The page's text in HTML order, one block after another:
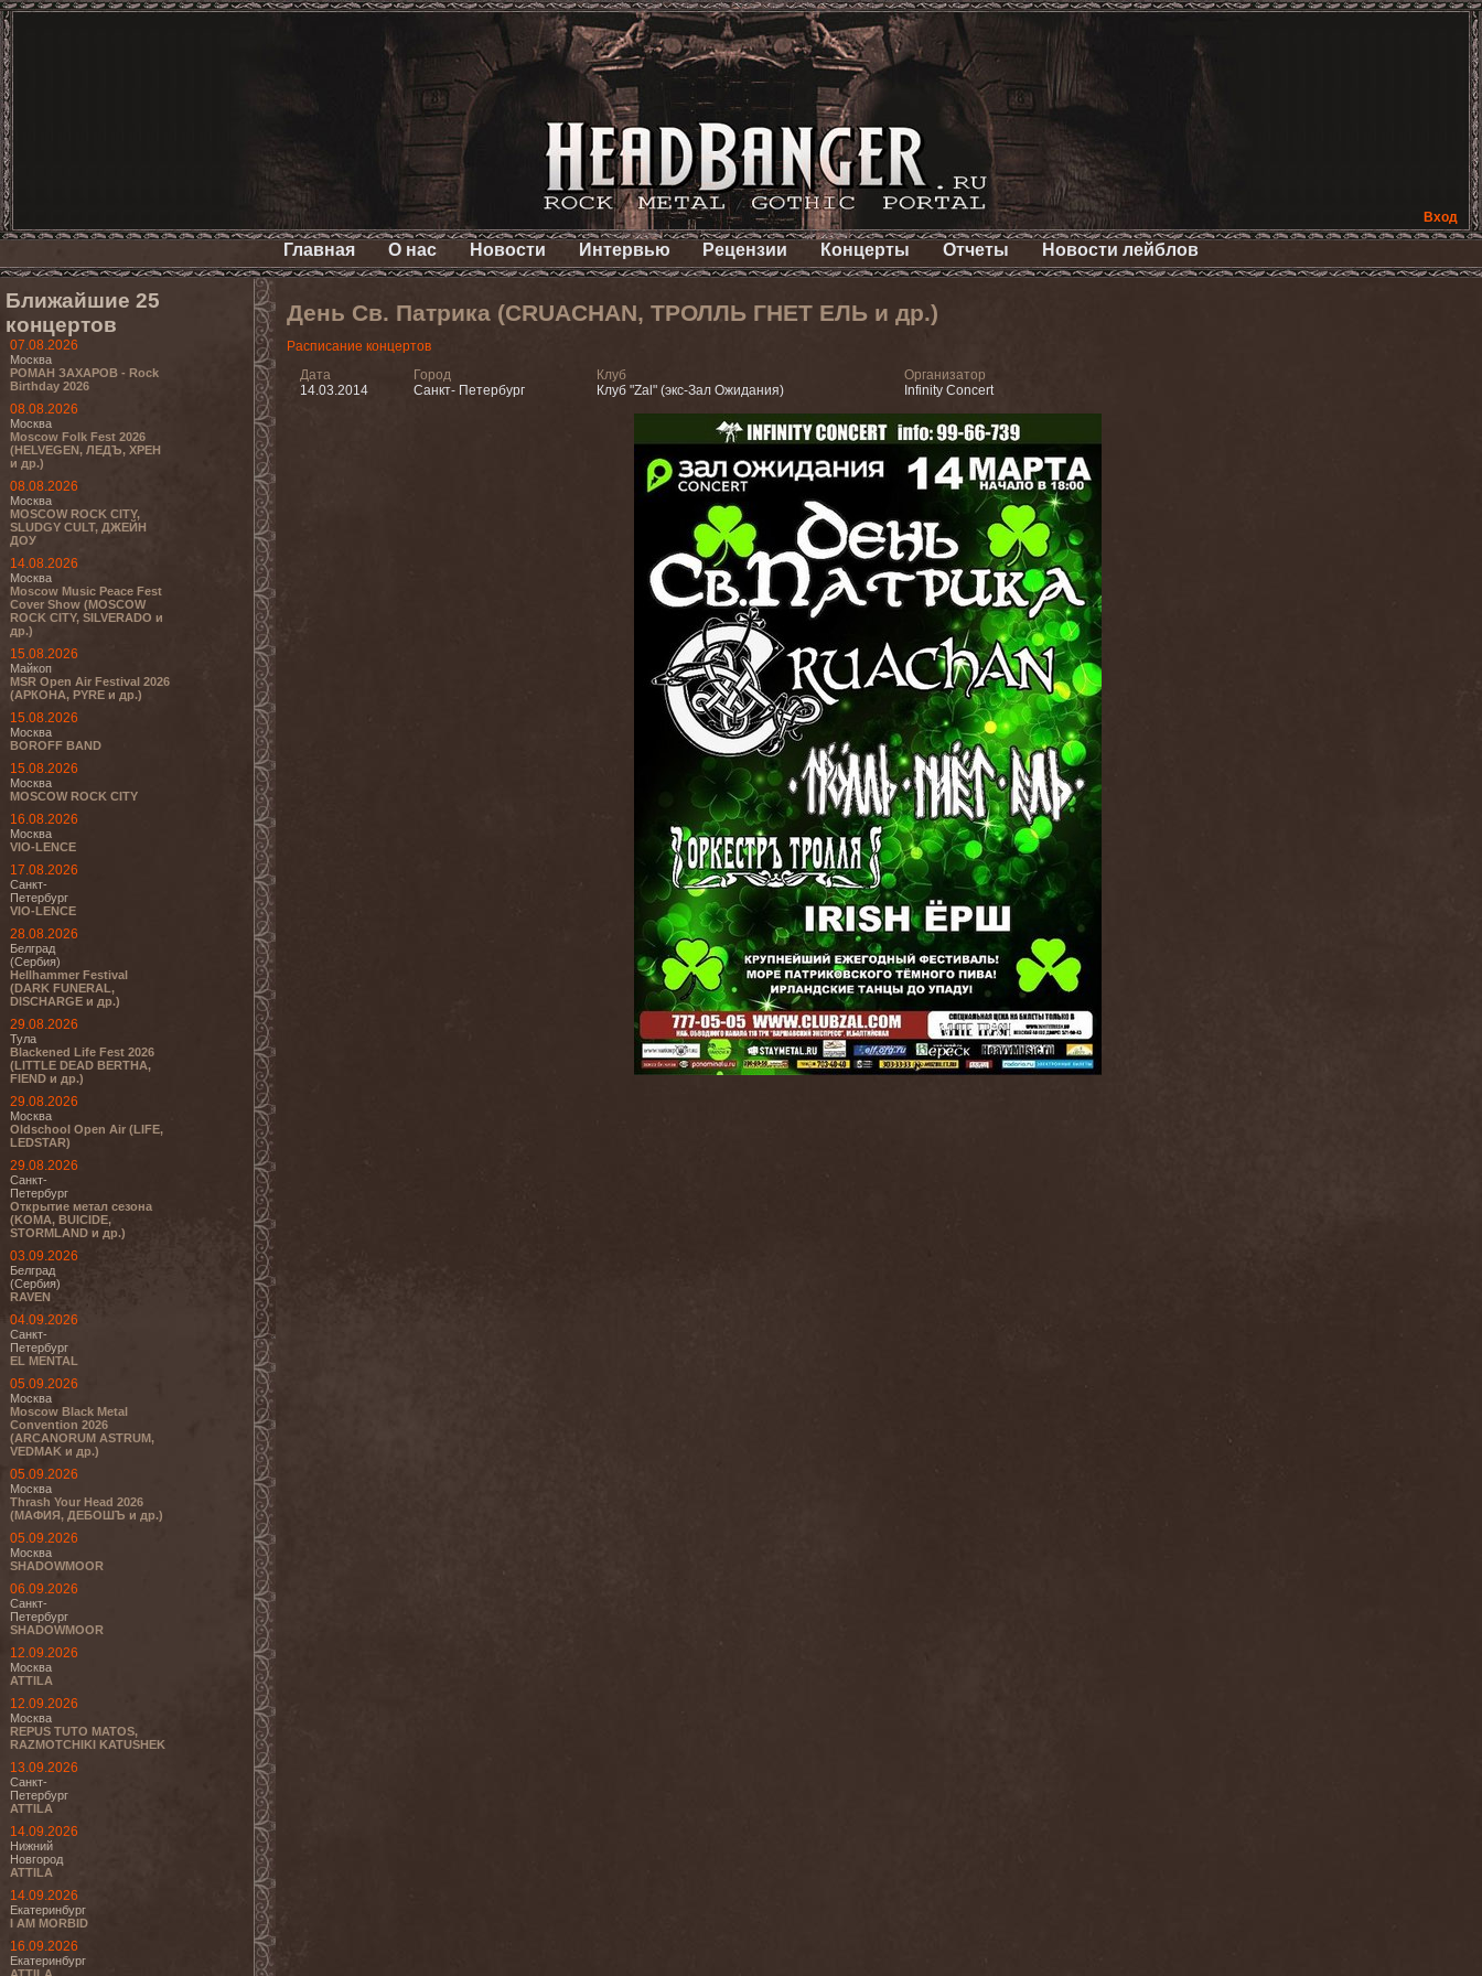
Вход
Главная О нас Новости Интервью Рецензии Концерты Отчеты Новости лейблов
Ближайшие 25
концертов
07.08.2026
Москва
РОМАН ЗАХАРОВ - Rock
Birthday 2026
08.08.2026
Москва
Moscow Folk Fest 2026
(HELVEGEN, ЛЕДЪ, ХРЕН
и др.)
08.08.2026
Москва
MOSCOW ROCK CITY,
SLUDGY CULT, ДЖЕЙН
ДОУ
14.08.2026
Москва
Moscow Music Peace Fest
Cover Show (MOSCOW
ROCK CITY, SILVERADO и
др.)
15.08.2026
Майкоп
MSR Open Air Festival 2026
(АРКОНА, PYRE и др.)
15.08.2026
Москва
BOROFF BAND
15.08.2026
Москва
MOSCOW ROCK CITY
16.08.2026
Москва
VIO-LENCE
17.08.2026
Санкт-
Петербург
VIO-LENCE
28.08.2026
Белград
(Сербия)
Hellhammer Festival
(DARK FUNERAL,
DISCHARGE и др.)
29.08.2026
Тула
Blackened Life Fest 2026
(LITTLE DEAD BERTHA,
FIEND и др.)
29.08.2026
Москва
Oldschool Open Air (LIFE,
LEDSTAR)
29.08.2026
Санкт-
Петербург
Открытие метал сезона
(KOMA, BUICIDE,
STORMLAND и др.)
03.09.2026
Белград
(Сербия)
RAVEN
04.09.2026
Санкт-
Петербург
EL MENTAL
05.09.2026
Москва
Moscow Black Metal
Convention 2026
(ARCANORUM ASTRUM,
VEDMAK и др.)
05.09.2026
Москва
Thrash Your Head 2026
(МАФИЯ, ДЕБОШЪ и др.)
05.09.2026
Москва
SHADOWMOOR
06.09.2026
Санкт-
Петербург
SHADOWMOOR
12.09.2026
Москва
ATTILA
12.09.2026
Москва
REPUS TUTO MATOS,
RAZMOTCHIKI KATUSHEK
13.09.2026
Санкт-
Петербург
ATTILA
14.09.2026
Нижний
Новгород
ATTILA
14.09.2026
Екатеринбург
I AM MORBID
16.09.2026
Екатеринбург
День Св. Патрика (CRUACHAN, ТРОЛЛЬ ГНЕТ ЕЛЬ и др.)
Расписание концертов
Дата
14.03.2014
Город
Санкт- Петербург
Клуб
Клуб "Zal" (экс-Зал Ожидания)
Организатор
Infinity Concert